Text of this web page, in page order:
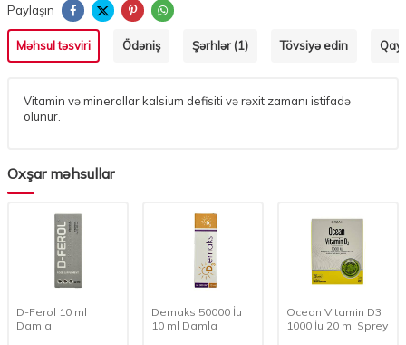
Paylaşın
Məhsul təsviri Ödəniş Şərhlər (1) Tövsiyə edin
Vitamin və minerallar kalsium defisiti və rəxit zamanı istifadə
olunur.
Oxşar məhsullar
10 ml
Demaks 50000 İu
10 ml Damla
Ocean Vitamin D3
1000 İu 20 ml Sprey
ml